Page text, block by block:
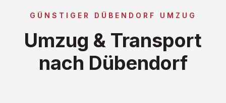
GÜNSTIGER DÜBENDORF UMZUG
Umzug & Transport
nach Dübendorf